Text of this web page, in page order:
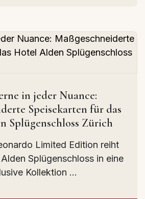
in jeder Nuance:
Speisekarten für das
Splügenschloss Zürich
Limited Edition reiht
Splügenschloss in eine
Kollektion ...